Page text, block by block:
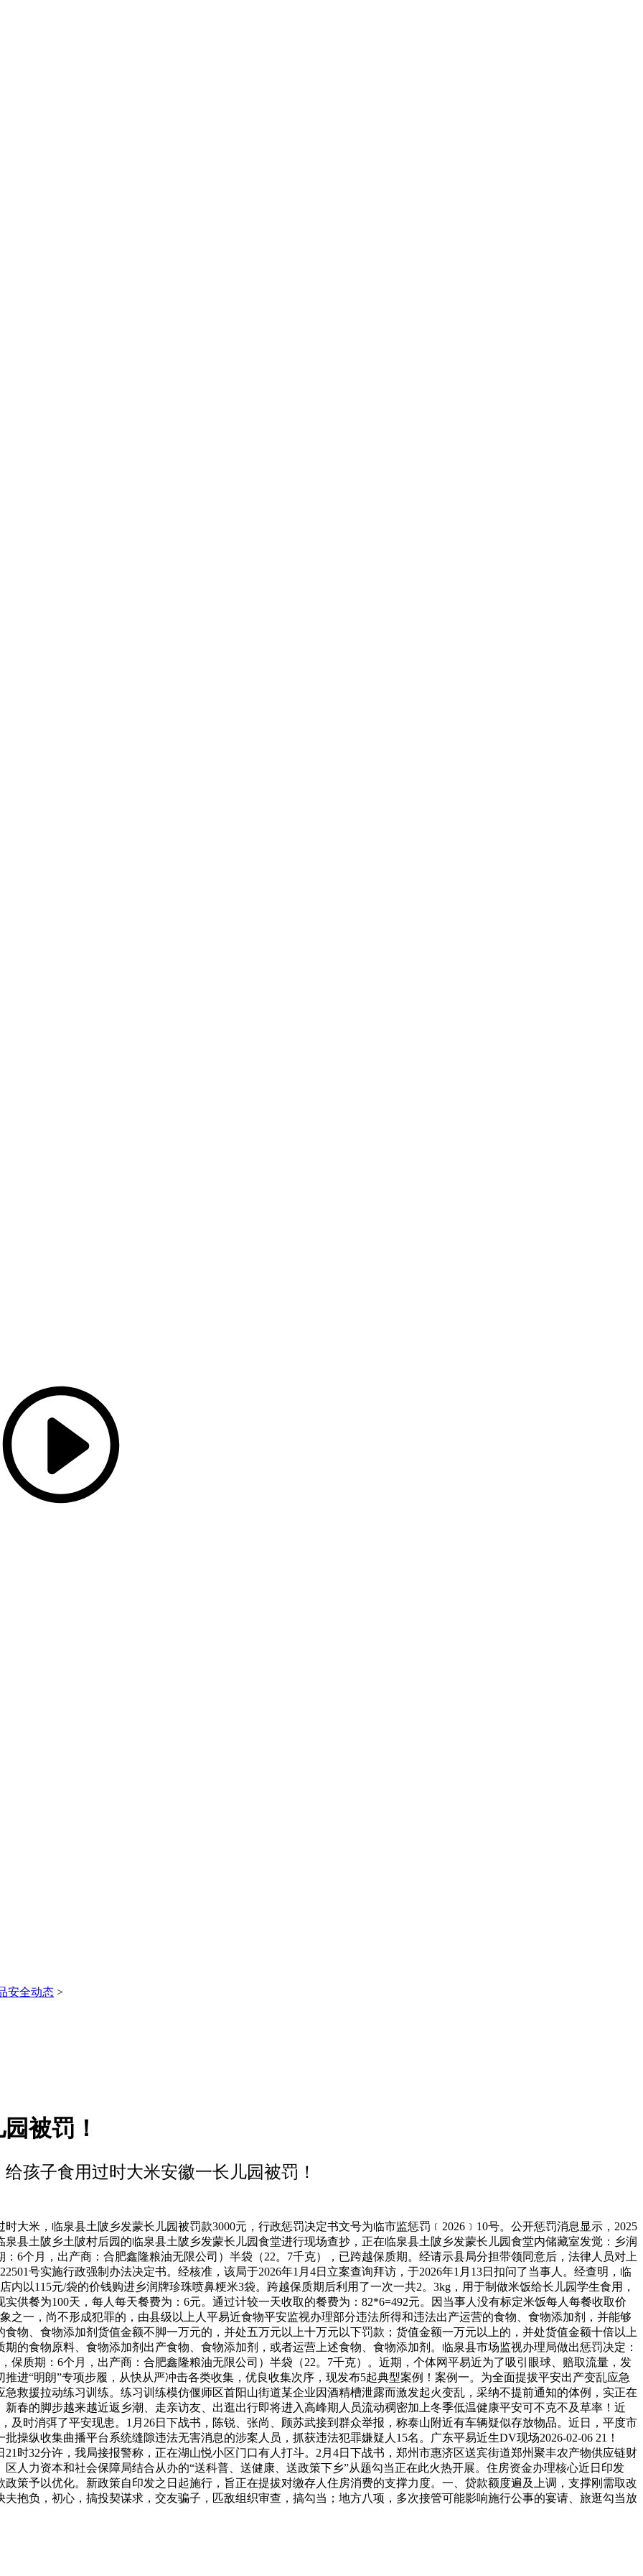
安全动态 >
被罚！
给孩子食用过时大米安徽一长儿园被罚！
米，临泉县土陂乡发蒙长儿园被罚款3000元，行政惩罚决定书文号为临市监惩罚﹝2026﹞10号。公开惩罚消息显示，2025
县土陂乡土陂村后园的临泉县土陂乡发蒙长儿园食堂进行现场查抄，正在临泉县土陂乡发蒙长儿园食堂内储藏室发觉：乡润
6个月，出产商：合肥鑫隆粮油无限公司）半袋（22。7千克），已跨越保质期。经请示县局分担带领同意后，法律人员对上
号实施行政强制办法决定书。经核准，该局于2026年1月4日立案查询拜访，于2026年1月13日扣问了当事人。经查明，临
内以115元/袋的价钱购进乡润牌珍珠喷鼻粳米3袋。跨越保质期后利用了一次一共2。3kg，用于制做米饭给长儿园学生食用，
供餐为100天，每人每天餐费为：6元。通过计较一天收取的餐费为：82*6=492元。因当事人没有标定米饭每人每餐收取价
之一，尚不形成犯罪的，由县级以上人平易近食物平安监视办理部分违法所得和违法出产运营的食物、食物添加剂，并能够
物、食物添加剂货值金额不脚一万元的，并处五万元以上十万元以下罚款；货值金额一万元以上的，并处货值金额十倍以上
的食物原料、食物添加剂出产食物、食物添加剂，或者运营上述食物、食物添加剂。临泉县市场监视办理局做出惩罚决定：
保质期：6个月，出产商：合肥鑫隆粮油无限公司）半袋（22。7千克）。近期，个体网平易近为了吸引眼球、赔取流量，发
进“明朗”专项步履，从快从严冲击各类收集，优良收集次序，现发布5起典型案例！案例一。为全面提拔平安出产变乱应急
救援拉动练习训练。练习训练模仿偃师区首阳山街道某企业因酒精槽泄露而激发起火变乱，采纳不提前通知的体例，实正在
春的脚步越来越近返乡潮、走亲访友、出逛出行即将进入高峰期人员流动稠密加上冬季低温健康平安可不克不及草率！近
及时消弭了平安现患。1月26日下战书，陈锐、张尚、顾苏武接到群众举报，称泰山附近有车辆疑似存放物品。近日，平度市
操纵收集曲播平台系统缝隙违法无害消息的涉案人员，抓获违法犯罪嫌疑人15名。广东平易近生DV现场2026-02-06 21！
时32分许，我局接报警称，正在湖山悦小区门口有人打斗。2月4日下战书，郑州市惠济区送宾街道郑州聚丰农产物供应链财
人力资本和社会保障局结合从办的“送科普、送健康、送政策下乡”从题勾当正在此火热开展。住房资金办理核心近日印发
策予以优化。新政策自印发之日起施行，旨正在提拔对缴存人住房消费的支撑力度。一、贷款额度遍及上调，支撑刚需取改
抱负，初心，搞投契谋求，交友骗子，匹敌组织审查，搞勾当；地方八项，多次接管可能影响施行公事的宴请、旅逛勾当放